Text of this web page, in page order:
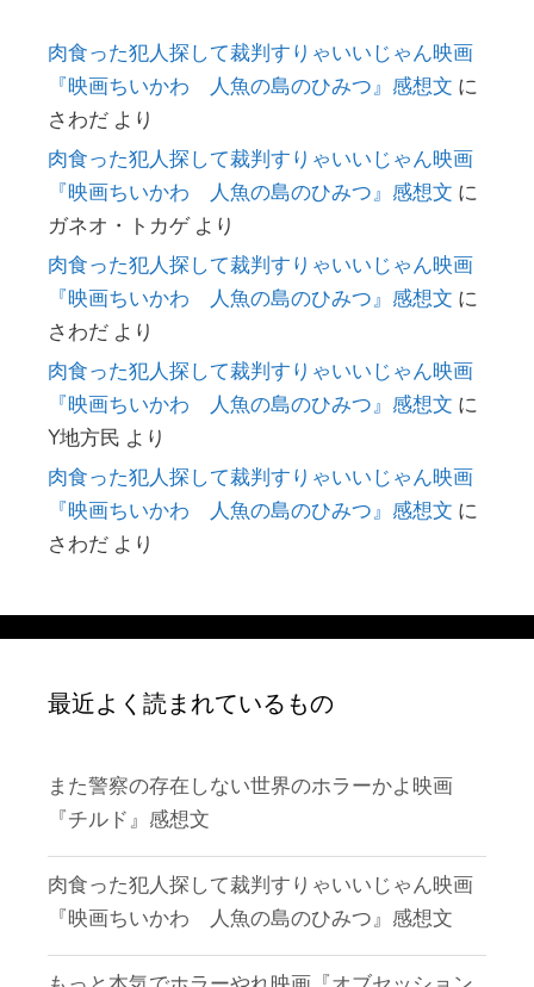
肉食った犯人探して裁判すりゃいいじゃん映画
『映画ちいかわ 人魚の島のひみつ』感想文 に
さわだ より
肉食った犯人探して裁判すりゃいいじゃん映画
『映画ちいかわ 人魚の島のひみつ』感想文 に
ガネオ・トカゲより
肉食った犯人探して裁判すりゃいいじゃん映画
『映画ちいかわ 人魚の島のひみつ』感想文 に
さわだ より
肉食った犯人探して裁判すりゃいいじゃん映画
『映画ちいかわ 人魚の島のひみつ』感想文 に
Y地方民 より
肉食った犯人探して裁判すりゃいいじゃん映画
『映画ちいかわ 人魚の島のひみつ』感想文 に
さわだ より
最近よく読まれているもの
また警察の存在しない世界のホラーかよ映画
『チルド』感想文
肉食った犯人探して裁判すりゃいいじゃん映画
『映画ちいかわ 人魚の島のひみつ』感想文